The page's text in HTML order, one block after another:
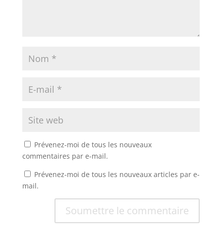
Prévenez-moi de tous les nouveaux
commentaires par e-mail.
Prévenez-moi de tous les nouveaux articles par e-
mail.
Soumettre le commentaire